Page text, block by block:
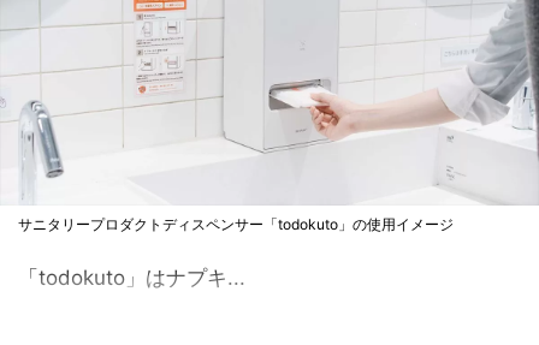
サニタリープロダクトディスペンサー「todokuto」の使用イメージ
「todokuto」はナプキ...